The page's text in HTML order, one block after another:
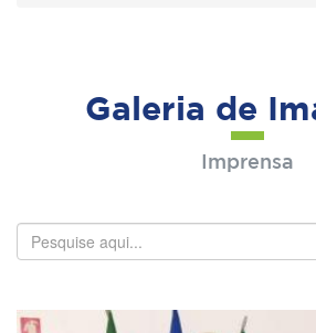
Galeria de
Imprensa